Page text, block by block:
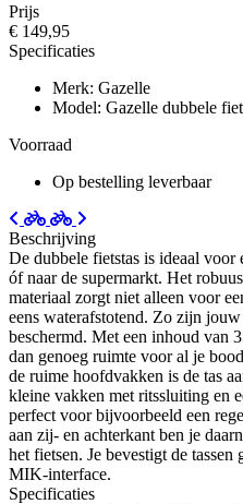
Prijs
€ 149,95
Specificaties
Merk: Gazelle
Model: Gazelle dubbele
Voorraad
Op bestelling leverbaar
Beschrijving
De dubbele fietstas is ideaal voor
óf naar de supermarkt. Het
materiaal zorgt niet alleen voor
eens waterafstotend. Zo zijn
beschermd. Met een inhoud van
dan genoeg ruimte voor al je
de ruime hoofdvakken is de tas
kleine vakken met ritssluiting en
perfect voor bijvoorbeeld een
aan zij- en achterkant ben je
het fietsen. Je bevestigt de
MIK-interface.
Specificaties